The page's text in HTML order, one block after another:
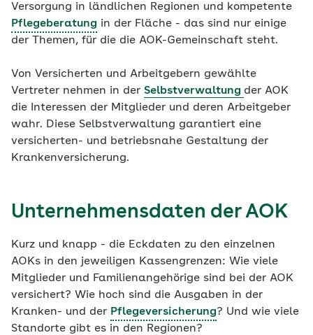
Versorgung in ländlichen Regionen und kompetente
Pflegeberatung in der Fläche - das sind nur einige
der Themen, für die die AOK-Gemeinschaft steht.
Von Versicherten und Arbeitgebern gewählte
Vertreter nehmen in der Selbstverwaltung der AOK
die Interessen der Mitglieder und deren Arbeitgeber
wahr. Diese Selbstverwaltung garantiert eine
versicherten- und betriebsnahe Gestaltung der
Krankenversicherung.
Unternehmensdaten der AOK
Kurz und knapp - die Eckdaten zu den einzelnen
AOKs in den jeweiligen Kassengrenzen: Wie viele
Mitglieder und Familienangehörige sind bei der AOK
versichert? Wie hoch sind die Ausgaben in der
Kranken- und der Pflegeversicherung? Und wie viele
Standorte gibt es in den Regionen?